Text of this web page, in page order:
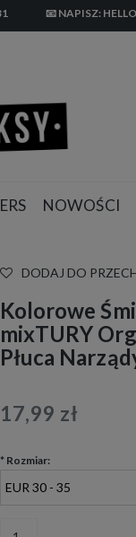
📧 NAPISZ:
NOWOŚCI
DODAJ DO
Kolorowe
mixTURY
Płuca
17,99 zł
* Rozmiar: